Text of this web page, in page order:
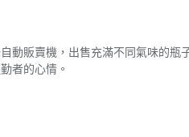
動販賣機，出售充滿不同氣味的
者的心情。